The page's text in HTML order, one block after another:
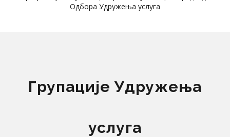
Одбора Удружења услуга
Групације Удружења
услуга